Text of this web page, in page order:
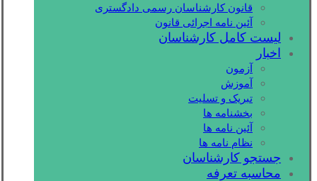
قانون کارشناسان رسمی دادگستری
آئین نامه اجرائی قانون
لیست کامل کارشناسان
اخبار
آزمون
آموزش
تبریک و تسلیت
بخشنامه ها
آئین نامه ها
نظام نامه ها
جستجو کارشناسان
محاسبه تعرفه